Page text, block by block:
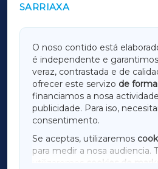
SARRIAXA
O noso contido está
é independente e
veraz, contrastada e de
ofrecer este servizo de
financiamos a nosa
publicidade. Para iso,
consentimento.
Se aceptas, utilizaremos
para medir a nosa audiencia.
utilizaremos
cookies de
OUTROS PERIÓDICOS
LUGOXA